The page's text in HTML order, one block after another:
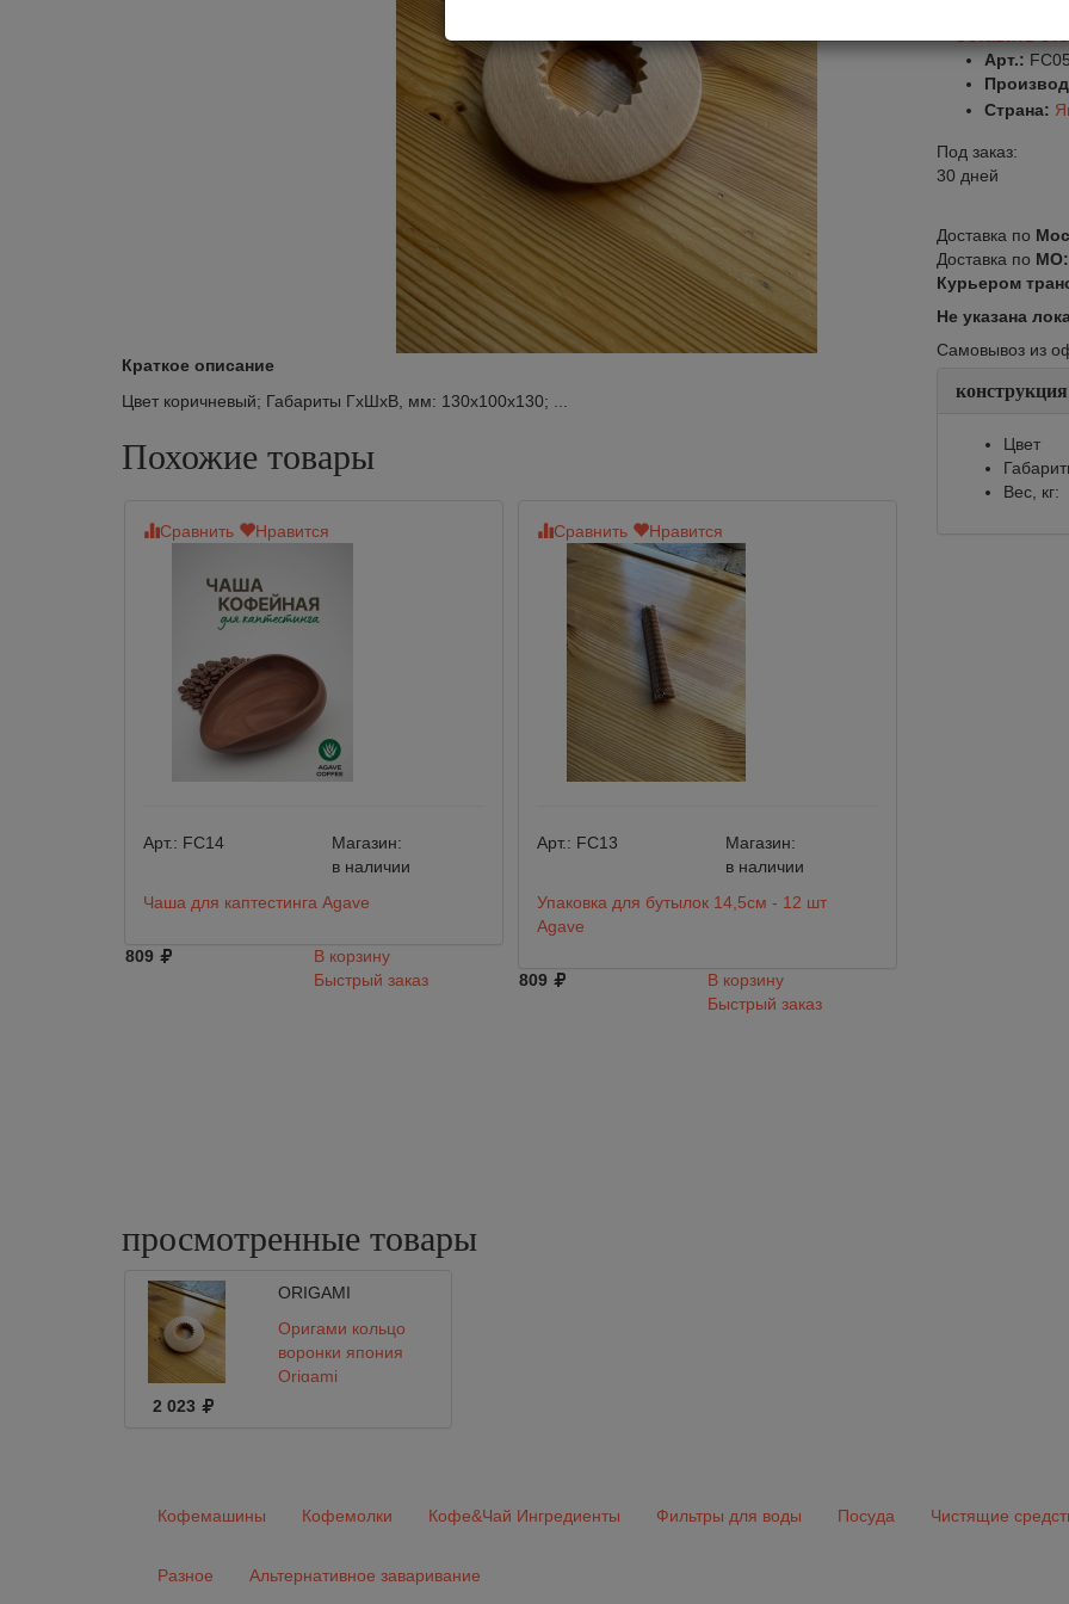
Краткое описание
Цвет коричневый; Габариты ГхШхВ, мм: 130х100х130; ...
Похожие товары
Сравнить Нравится
Арт.: FC14
Магазин:
в наличии
Чаша для каптестинга Agave
809
В корзину
Быстрый заказ
Сравнить Нравится
Арт.: FC13
Магазин:
в наличии
Упаковка для бутылок 14,5см - 12 шт
Agave
809
В корзину
Быстрый заказ
Арт.: FC05
Страна:
Под заказ:
30 дней
Доставка по
Доставка по МО:
Курьером
Не указана
Самовывоз из
конструкция
Цвет
Вес, кг:
просмотренные товары
ORIGAMI
Оригами кольцо
воронки япония
Origami
2 023
Кофемашины Кофемолки Кофе&Чай Ингредиенты Фильтры для воды Посуда Чистящие
Разное Альтернативное заваривание